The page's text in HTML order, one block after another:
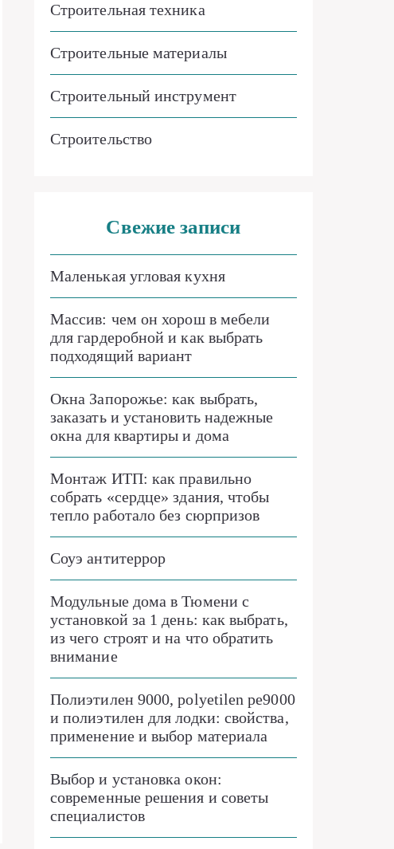
Строительная техника
Строительные материалы
Строительный инструмент
Строительство
Свежие записи
Маленькая угловая кухня
Массив: чем он хорош в мебели
для гардеробной и как выбрать
подходящий вариант
Окна Запорожье: как выбрать,
заказать и установить надежные
окна для квартиры и дома
Монтаж ИТП: как правильно
собрать «сердце» здания, чтобы
тепло работало без сюрпризов
Соуэ антитеррор
Модульные дома в Тюмени с
установкой за 1 день: как выбрать,
из чего строят и на что обратить
внимание
Полиэтилен 9000, polyetilen pe9000
и полиэтилен для лодки: свойства,
применение и выбор материала
Выбор и установка окон:
современные решения и советы
специалистов